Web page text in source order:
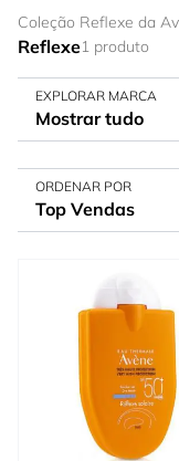
Coleção Reflexe da
Reflexe1 produto
EXPLORAR MARCA
Mostrar tudo
ORDENAR POR
Top Vendas